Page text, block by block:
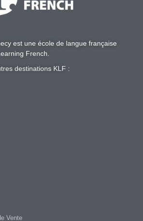
est une école de langue française
French
destinations KLF :
Vente